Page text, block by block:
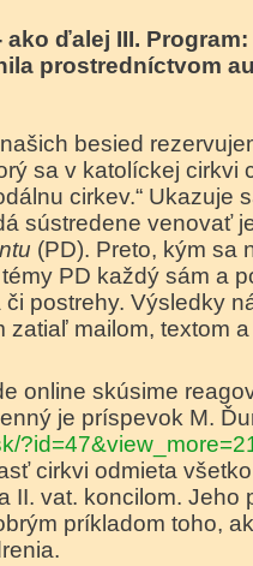
ako ďalej III.
prostredníctvom
besied
sa v katolíckej cirkvi
cirkev.“ Ukazuje
sústredene venovať
(PD). Preto, kým sa
PD každý sám a
postrehy. Výsledky
zatiaľ mailom, textom
online skúsime
je príspevok M.
cirkvi odmieta
II. vat. koncilom. Jeho
príkladom toho,